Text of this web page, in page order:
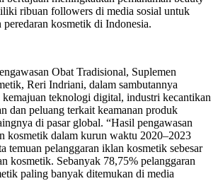
ribuan followers di media sosial untuk
peredaran kosmetik di Indonesia.
Obat Tradisional, Suplemen
Reri Indriani, dalam sambutannya
kemajuan teknologi digital, industri kecantikan
dan peluang terkait keamanan produk
di pasar global. “Hasil pengawasan
kosmetik dalam kurun waktu 2020–2023
temuan pelanggaran iklan kosmetik sebesar
kosmetik. Sebanyak 78,75% pelanggaran
paling banyak ditemukan di media